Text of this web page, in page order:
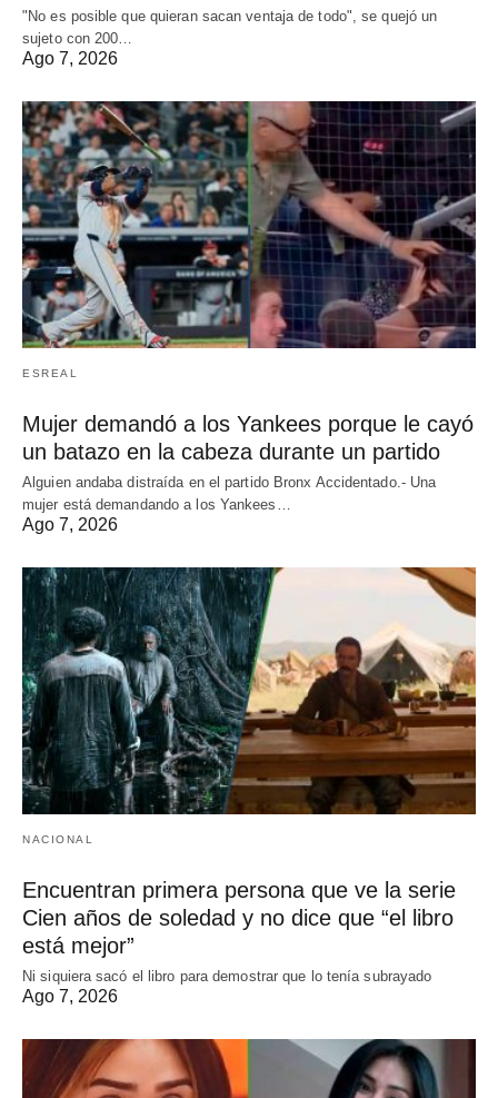
"No es posible que quieran sacan ventaja de todo", se quejó un
sujeto con 200…
Ago 7, 2026
ESREAL
Mujer demandó a los Yankees porque le cayó
un batazo en la cabeza durante un partido
Alguien andaba distraída en el partido Bronx Accidentado.- Una
mujer está demandando a los Yankees…
Ago 7, 2026
NACIONAL
Encuentran primera persona que ve la serie
Cien años de soledad y no dice que “el libro
está mejor”
Ni siquiera sacó el libro para demostrar que lo tenía subrayado
Ago 7, 2026